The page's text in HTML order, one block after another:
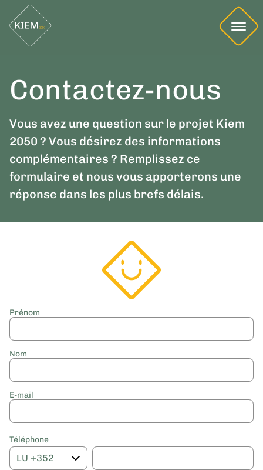
Contactez-nous
Vous avez une question sur le projet Kiem
2050 ? Vous désirez des informations
complémentaires ? Remplissez ce
formulaire et nous vous apporterons une
réponse dans les plus brefs délais.
Prénom
Nom
E-mail
Téléphone